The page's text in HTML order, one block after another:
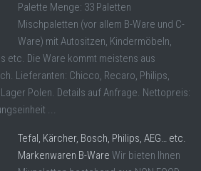
Palette Menge: 33 Paletten
Mischpaletten (vor allem B-Ware und C-
Ware) mit Autositzen, Kindermöbeln,
etc. Die Ware kommt meistens aus
Lieferanten: Chicco, Recaro, Philips,
Polen. Details auf Anfrage. Nettopreis:
...
Tefal, Kärcher, Bosch, Philips, AEG… etc.
Markenwaren B-Ware Wir bieten Ihnen